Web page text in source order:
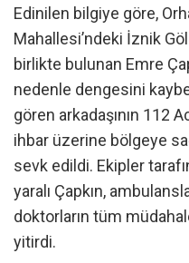
Edinilen bilgiye göre,
Mahallesi’ndeki İznik
birlikte bulunan Emre
nedenle dengesini
gören arkadaşının 112
ihbar üzerine bölgeye
sevk edildi. Ekipler
yaralı Çapkın,
doktorların tüm
yitirdi.